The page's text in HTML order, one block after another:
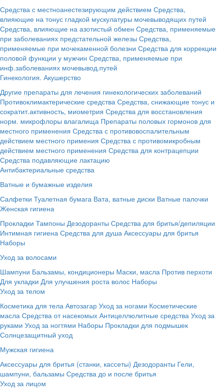
Средства с местноанестезирующим действием Средства,
влияющие на тонус гладкой мускулатуры мочевыводящих путей
Средства, влияющие на азотистый обмен Средства, применяемые
при заболеваниях предстательной железы Средства,
применяемые при мочекаменной болезни Средства для коррекции
половой функции у мужчин Средства, применяемые при
инф.заболеваниях мочевывод.путей
Гинекология. Акушерство
Другие препараты для лечения гинекологических заболеваний
Противоклимактерические средства Средства, снижающие тонус и
сократит.активность, миометрия Средства для восстановления
норм. микрофлоры влагалища Препараты половых гормонов для
местного применения Средства с противовоспалительным
действием местного примения Средства с противомикробным
действием местного применения Средства для контрацепции
Средства подавляющие лактацию
Антибактериальные средства
Ватные и бумажные изделия
Салфетки Туалетная бумага Вата, ватные диски Ватные палочки
Женская гигиена
Прокладки Тампоны Дезодоранты Средства для бритья/депиляции
Интимная гигиена Средства для душа Аксессуары для бритья
Наборы
Уход за волосами
Шампуни Бальзамы, кондиционеры Маски, масла Против перхоти
Для укладки Для улучшения роста волос Наборы
Уход за телом
Косметика для тела Автозагар Уход за ногами Косметические
масла Средства от насекомых Антицеллюлитные средства Уход за
руками Уход за ногтями Наборы Прокладки для подмышек
Солнцезащитный уход
Мужская гигиена
Аксессуары для бритья (станки, кассеты) Дезодоранты Гели,
шампуни, бальзамы Средства до и после бритья
Уход за лицом